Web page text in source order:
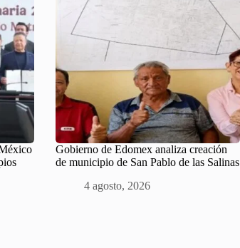
Gobierno de Edomex analiza creación
de municipio de San Pablo de las Salinas
4 agosto, 2026